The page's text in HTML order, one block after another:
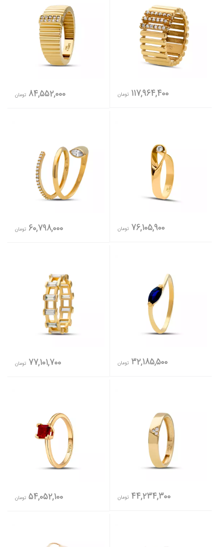
117,964,400 تومان 84,552,000 تومان
76,105,900 تومان 60,798,000 تومان
32,185,500 تومان 77,101,700 تومان
44,234,300 تومان 54,052,100 تومان